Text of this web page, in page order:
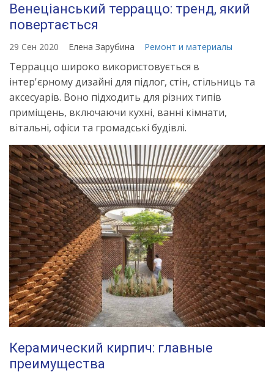
Венеціанський терраццо: тренд, який
повертається
29 Сен 2020 Елена Зарубина Ремонт и материалы
Терраццо широко використовується в
інтер'єрному дизайні для підлог, стін, стільниць та
аксесуарів. Воно підходить для різних типів
приміщень, включаючи кухні, ванні кімнати,
вітальні, офіси та громадські будівлі.
Керамический кирпич: главные
преимущества